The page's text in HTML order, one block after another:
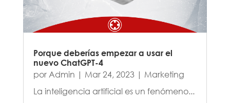
Porque deberías empezar a usar el
nuevo ChatGPT-4
por Admin | Mar 24, 2023| Marketing
La inteligencia artificial es un fenómeno...